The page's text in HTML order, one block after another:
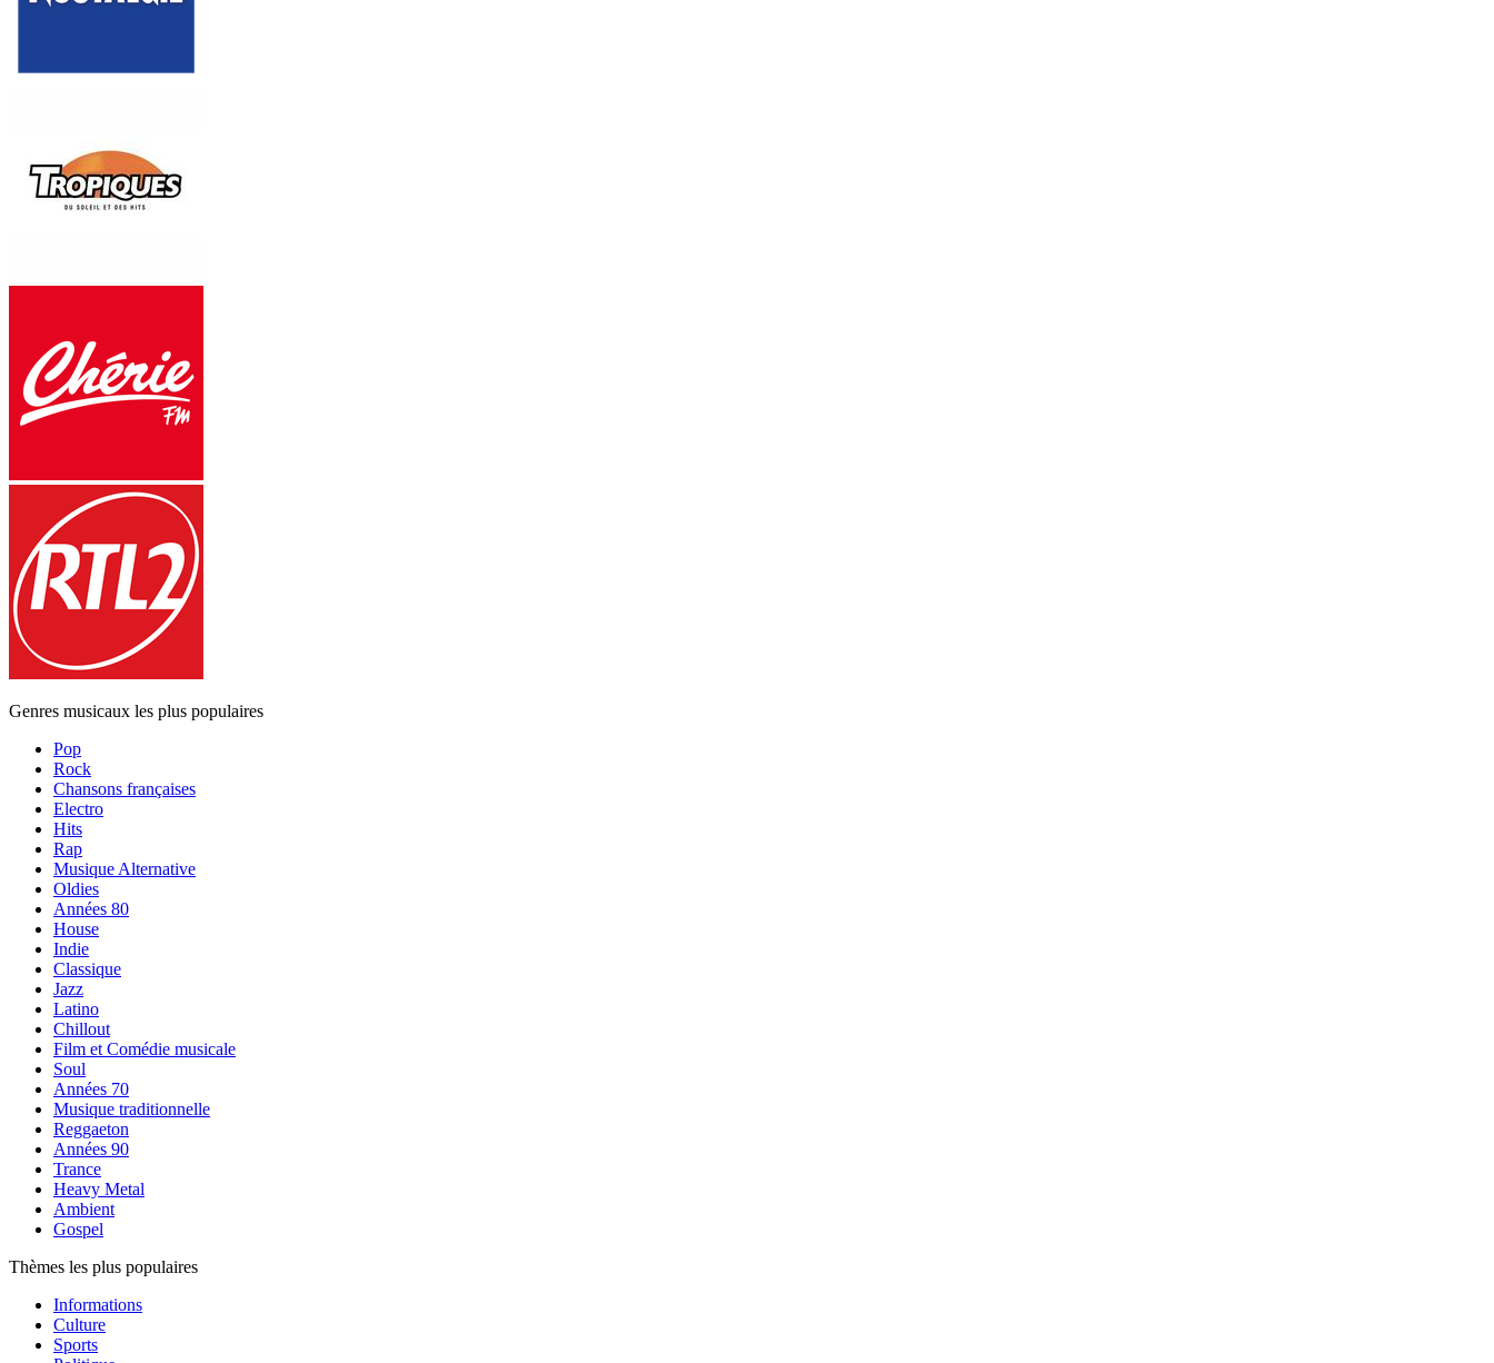
Genres musicaux les plus populaires
Pop
Rock
Chansons françaises
Electro
Hits
Rap
Musique Alternative
Oldies
Années 80
House
Indie
Classique
Jazz
Latino
Chillout
Film et Comédie musicale
Soul
Années 70
Musique traditionnelle
Reggaeton
Années 90
Trance
Heavy Metal
Ambient
Gospel
Thèmes les plus populaires
Informations
Culture
Sports